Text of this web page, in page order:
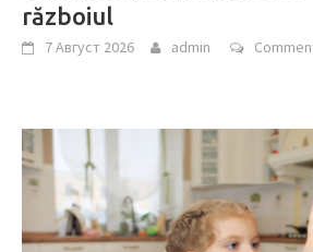
războiul
7 Август 2026 admin